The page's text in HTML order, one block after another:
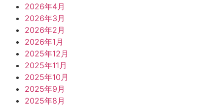
2026年4月
2026年3月
2026年2月
2026年1月
2025年12月
2025年11月
2025年10月
2025年9月
2025年8月